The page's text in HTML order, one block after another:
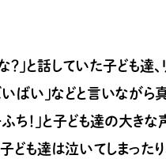
」と話していた子ども達
ばい」などと言いなが
ち！」と子ども達の大
ども達は泣いてしまっ